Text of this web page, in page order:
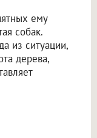
ему
собак.
из ситуации,
дерева,